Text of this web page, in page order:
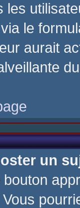
le
aurait
un
bouton